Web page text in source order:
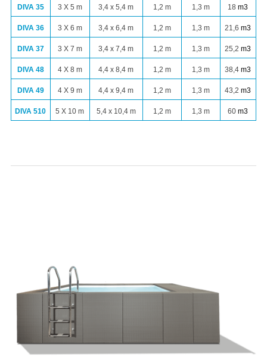
DIVA 35 3 X 5 m 3,4 x 5,4 m 1,2 m 1,3 m 18m3
DIVA 36 3 X 6 m 3,4 x 6,4 m 1,2 m 1,3 m 21,6m3
DIVA 37 3 X 7 m 3,4 x 7,4 m 1,2 m 1,3 m 25,2m3
DIVA 48 4 X 8 m 4,4 x 8,4 m 1,2 m 1,3 m 38,4m3
DIVA 49 4 X 9 m 4,4 x 9,4 m 1,2 m 1,3 m 43,2m3
DIVA 510 5 X 10 m 5,4 x 10,4 m 1,2 m 1,3 m 60m3